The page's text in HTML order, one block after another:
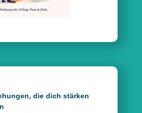
die dich stärken